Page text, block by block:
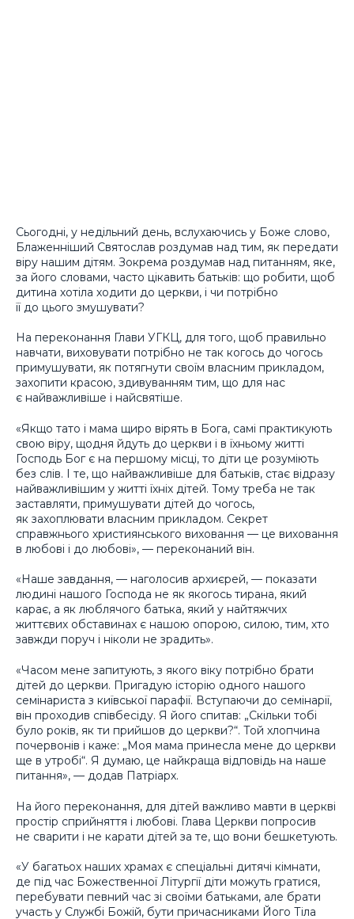
Сьогодні, у недільний день, вслухаючись у Боже слово,
Блаженніший Святослав роздумав над тим, як передати
віру нашим дітям. Зокрема роздумав над питанням, яке,
за його словами, часто цікавить батьків: що робити, щоб
дитина хотіла ходити до церкви, і чи потрібно
її до цього змушувати?
На переконання Глави УГКЦ, для того, щоб правильно
навчати, виховувати потрібно не так когось до чогось
примушувати, як потягнути своїм власним прикладом,
захопити красою, здивуванням тим, що для нас
є найважливіше і найсвятіше.
«Якщо тато і мама щиро вірять в Бога, самі практикують
свою віру, щодня йдуть до церкви і в їхньому житті
Господь Бог є на першому місці, то діти це розуміють
без слів. І те, що найважливіше для батьків, стає відразу
найважливішим у житті їхніх дітей. Тому треба не так
заставляти, примушувати дітей до чогось,
як захоплювати власним прикладом. Секрет
справжнього християнського виховання — це виховання
в любові і до любові», — переконаний він.
«Наше завдання, — наголосив архиєрей, — показати
людині нашого Господа не як якогось тирана, який
карає, а як люблячого батька, який у найтяжчих
життєвих обставинах є нашою опорою, силою, тим, хто
завжди поруч і ніколи не зрадить».
«Часом мене запитують, з якого віку потрібно брати
дітей до церкви. Пригадую історію одного нашого
семінариста з київської парафії. Вступаючи до семінарії,
він проходив співбесіду. Я його спитав: „Скільки тобі
було років, як ти прийшов до церкви?“. Той хлопчина
почервонів і каже: „Моя мама принесла мене до церкви
ще в утробі“. Я думаю, це найкраща відповідь на наше
питання», — додав Патріарх.
На його переконання, для дітей важливо мавти в церкві
простір сприйняття і любові. Глава Церкви попросив
не сварити і не карати дітей за те, що вони бешкетують.
«У багатьох наших храмах є спеціальні дитячі кімнати,
де під час Божественної Літургії діти можуть гратися,
перебувати певний час зі своїми батьками, але брати
участь у Службі Божій, бути причасниками Його Тіла